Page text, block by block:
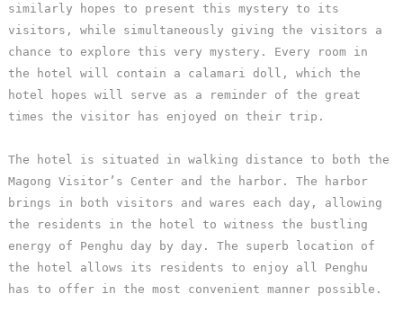
客
服
聯
絡
Line
線
上
客
服
similarly hopes to present this mystery to its
visitors, while simultaneously giving the visitors a
chance to explore this very mystery. Every room in
the hotel will contain a calamari doll, which the
hotel hopes will serve as a reminder of the great
times the visitor has enjoyed on their trip.
The hotel is situated in walking distance to both the
Magong Visitor’s Center and the harbor. The harbor
brings in both visitors and wares each day, allowing
the residents in the hotel to witness the bustling
energy of Penghu day by day. The superb location of
the hotel allows its residents to enjoy all Penghu
has to offer in the most convenient manner possible.